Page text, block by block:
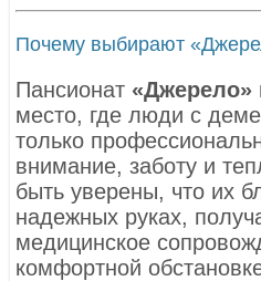
Почему выбирают
Пансионат «Джерело»
место, где люди с
только
внимание, заботу и
быть уверены, что их
надежных руках,
медицинское
комфортной